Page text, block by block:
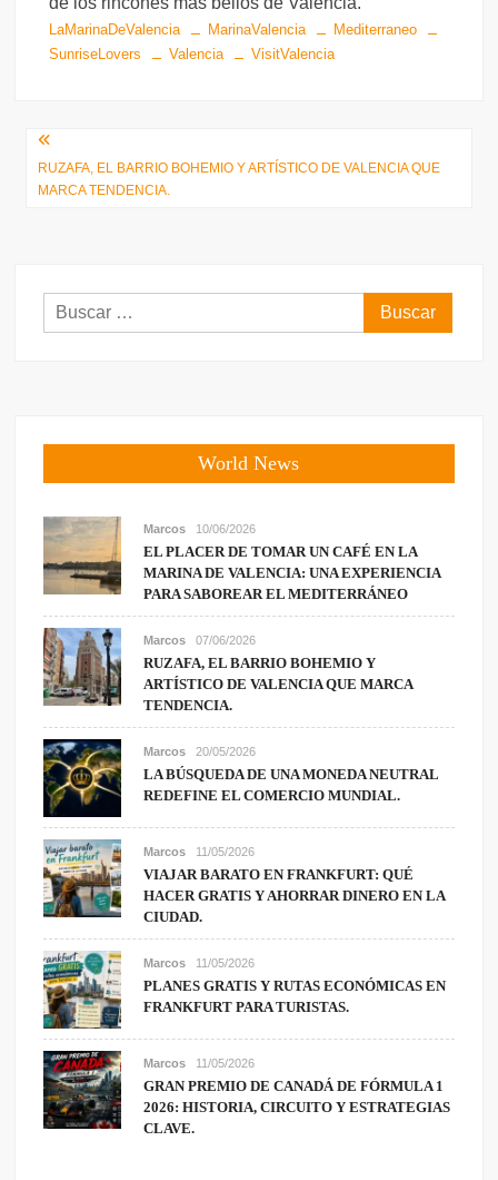
LaMarinaDeValencia MarinaValencia
Mediterraneo
SunriseLovers
Valencia VisitValencia
Navegación
deRUZAFA, EL BARRIO BOHEMIO Y ARTÍSTICO DE VALENCIA QUE
MARCA TENDENCIA.
Buscar:
World News
Marcos 10/06/2026
EL PLACER DE TOMAR UN CAFÉ EN LA
MARINA DE VALENCIA: UNA EXPERIENCIA
PARA SABOREAR EL MEDITERRÁNEO
Marcos 07/06/2026
RUZAFA, EL BARRIO BOHEMIO Y
ARTÍSTICO DE VALENCIA QUE MARCA
TENDENCIA.
Marcos 20/05/2026
LA BÚSQUEDA DE UNA MONEDA NEUTRAL
REDEFINE EL COMERCIO MUNDIAL.
Marcos 11/05/2026
VIAJAR BARATO EN FRANKFURT: QUÉ
HACER GRATIS Y AHORRAR DINERO EN LA
CIUDAD.
Marcos 11/05/2026
PLANES GRATIS Y RUTAS ECONÓMICAS EN
FRANKFURT PARA TURISTAS.
Marcos 11/05/2026
GRAN PREMIO DE CANADÁ DE FÓRMULA 1
2026: HISTORIA, CIRCUITO Y ESTRATEGIAS
CLAVE.